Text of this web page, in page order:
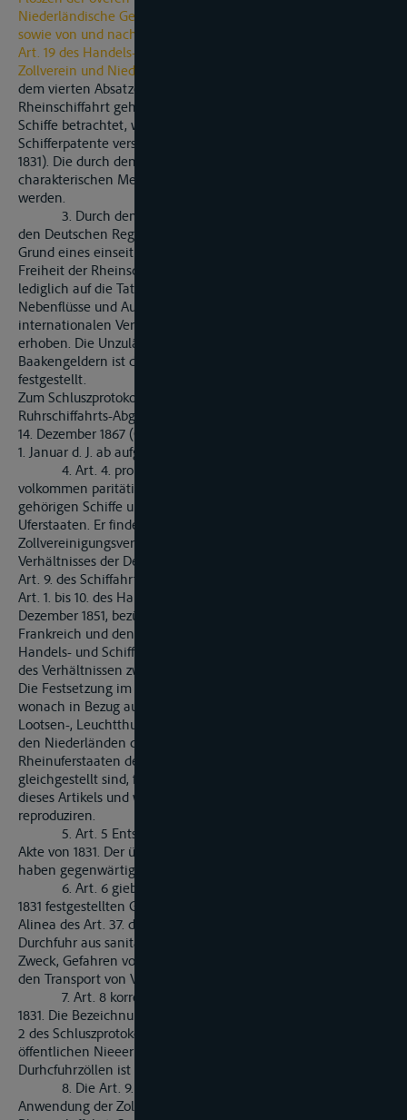
Niederländische Gebiet von und nach dem offenen Meere,
sowie von und nach Belgien. Das erste Alinea entspricht dem
Art. 19 des Handels-und Schiffahrts-Vertrages zwischen dem
Zollverein und Niederland vom 31. Dezember 1851
dem vierten Absatze des Artikels 3. der Akte von 1831. Als zur
Rheinschiffahrt gehörig werden gegenwärtig diejenigen
Schiffe betrachtet, welche mit einem Manifeste und einem
Schifferpatente versehen sind (Art. 3. Alinea 6. der Akte von
1831). Die durch den Vertrag herbeigefürhte Aenderung des
charakterischen Merkmals wird unter Nr. 10 näher begründet
werden.
3. Durch den Artikel 3 wird die bisher nur zwischen
den Deutschen Regierungen vereinbarte, in Niederland auf
Grund eines einseitigen Aktes der Gesetzgebung bestehende
Freiheit der Rheinschiffahrt von Abgaben, weche sich
lediglich auf die Tatsache der Beschiffung des Rheins, seiner
Nebenflüsse und Ausmündungen gründen, zum
internationalen Vertragsrechte zwischen den Uferstaaten
erhoben. Die Unzulässigkeit der Erhebung von Boien- und
Baakengeldern ist durch Besclusz der Central-Kommission
festgestellt.
Zum Schluszprotokoll unter Nr. 2 B. wird bemerkt, dasz die
Ruhrschiffahrts-Abgabe durch den Allerhöchsten Erlasz vom
14. Dezember 1867 (Geset-Sammlung für 1867, Seite 1920.) vom
1. Januar d. J. ab aufgehoben worden ist.
4. Art. 4. proklamiert den allgemeinen Grundsatz
volkommen paritätischer Behandlung der zur Rheinschiffahrt
gehörigen Schiffe und ihrer Ladungen in den sämmtlichen
Uferstaaten. Er findet seien Begründung im Art. 15. des
Zollvereinigungsvertrages vom 16. Mai 1865 bezüglich des
Verhältnisses der Deutschen Rheinuferstaaten zu einander, im
Art. 9. des Schiffahrtvertrages vom 2. August 1862 und in den
Art. 1. bis 10. des Handels- und Schiffahrtsvertrages vom 31.
Dezember 1851, bezüglich des Verhältnisses dieser Staaten zu
Frankreich und den Niederlanden, und im Art. 27. des
Handels- und Schiffahrtsvertrages vom 7. Juli 1865, bezüglich
des Verhältnissen zwischen Frankreich und den Niederlanden.
Die Festsetzung im Art. 12. der Akte vom 31. März 1831,
wonach in Bezug auf die Entrich-tung der Tonnengelder, der
Lootsen-, Leuchtthurm- und anderer ähnlicher Gebühren in
den Niederländen die zum Theinhandel gehörigen Schiffe der
Rheinuferstaaten den Niederlän-dischen Schifen
gleichgestellt sind, fällt unter die generelle Verabredung
dieses Artikels und war deshalb nicht besonders zu
reproduziren.
5. Art. 5 Entspricht dem ersten Satze des Art. 43. der
Akte von 1831. Der übrige Inhalt des Art. 43., sowie der Art. 44.
haben gegenwärtig ihre praktische Bedeutung verloren.
6. Art. 6 giebt den im 3. Alinea des Art. 37. der Akte von
1831 festgestellten Grundsatz wieder; Art. 7 entspricht dem 1.
Alinea des Art. 37. der letzterne. Dei Beschränkung der freien
Durchfuhr aus sanitätspolizeilichen Rücksichten hat den
Zweck, Gefahren vorzubeugen, welche bei Epizootien durch
den Transport von Vieh auf dem Rheine entstehen können.
7. Art. 8 korrespondiert mit dem Art. 10 der Akte von
1831. Die Bezeichnung der bestehenden Freihäfen ist unter Nr.
2 des Schluszprotokolls erfolgt. Die Befreiung der in die
öffentlichen Nieeerlagen gebrachten Waaren von
Durhcfuhrzöllen ist im Alinea 2. des Art. 7 festgestellt.
8. Die Art. 9. bis 13. enthalten die Vorschriften über die
Anwendung der Zollgesetze der Uferstaaten auf die